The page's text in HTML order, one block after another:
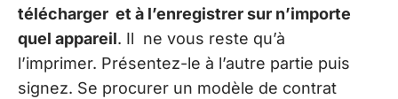
télécharger et à l’enregistrer sur n’importe
quel appareil. Il ne vous reste qu’à
l’imprimer. Présentez-le à l’autre partie puis
signez. Se procurer un modèle de contrat